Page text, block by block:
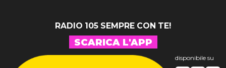
RADIO 105 SEMPRE CON TE!
SCARICA L'APP
disponibile su